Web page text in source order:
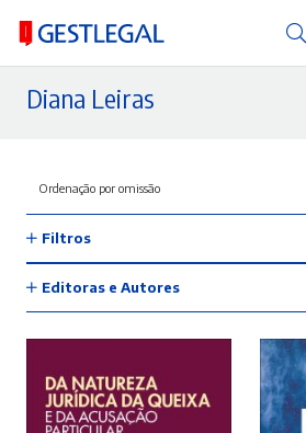
Diana Leiras
Filtros
Editoras e Autores